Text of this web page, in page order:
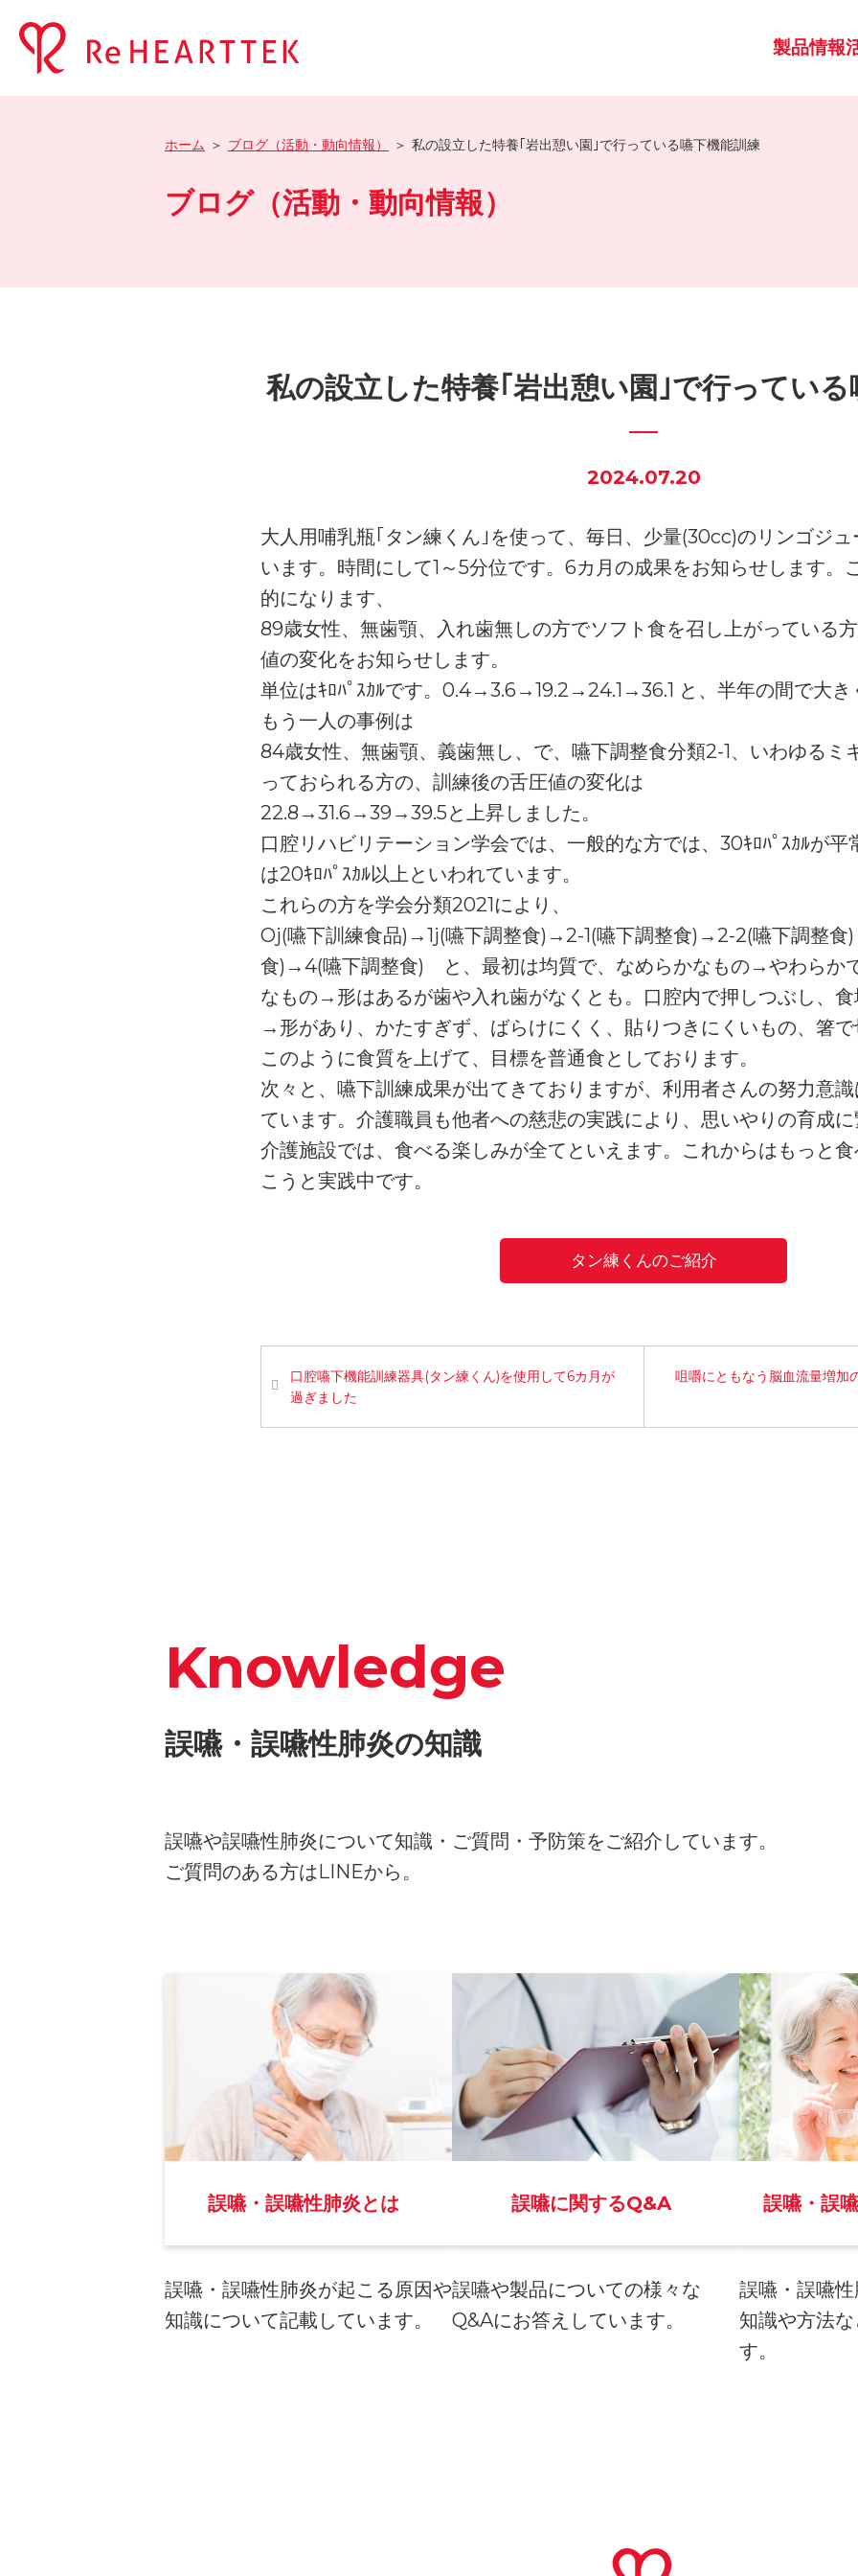
製品情報
ホーム ブログ（活動・動向情報） 私の設立した特養｢岩出憩い園｣で行っている嚥下機能訓練
ブログ（活動・動向情報）
私の設立した特養｢岩出憩い園｣で行ってい
2024.07.20
大人用哺乳瓶｢タン練くん｣を使って、毎日、少量(30cc)のリンゴジ
います。時間にして1～5分位です。6カ月の成果をお知らせします。
的になります、
89歳女性、無歯顎、入れ歯無しの方でソフト食を召し上がっている
値の変化をお知らせします。
単位はｷﾛﾊﾟｽｶﾙです。0.4→3.6→19.2→24.1→36.1 と、半年の間で大き
もう一人の事例は
84歳女性、無歯顎、義歯無し、で、嚥下調整食分類2-1、いわゆるミ
っておられる方の、訓練後の舌圧値の変化は
22.8→31.6→39→39.5と上昇しました。
口腔リハビリテーション学会では、一般的な方では、30ｷﾛﾊﾟｽｶﾙが
は20ｷﾛﾊﾟｽｶﾙ以上といわれています。
これらの方を学会分類2021により、
Oj(嚥下訓練食品)→1j(嚥下調整食)→2-1(嚥下調整食)→2-2(嚥下調整食
食)→4(嚥下調整食) と、最初は均質で、なめらかなもの→やわらか
なもの→形はあるが歯や入れ歯がなくとも。口腔内で押しつぶし、
→形があり、かたすぎず、ばらけにくく、貼りつきにくいもの、箸で
このように食質を上げて、目標を普通食としております。
次々と、嚥下訓練成果が出てきておりますが、利用者さんの努力意
ています。介護職員も他者への慈悲の実践により、思いやりの育成に
介護施設では、食べる楽しみが全てといえます。これからはもっと
こうと実践中です。
タン練くんのご紹介
口腔嚥下機能訓練器具(タン練くん)を使用して6カ月が
過ぎました
咀嚼にともなう脳血流量増加
Knowledge
誤嚥・誤嚥性肺炎の知識
誤嚥や誤嚥性肺炎について知識・ご質問・予防策をご紹介しています。
ご質問のある方はLINEから。
誤嚥・誤嚥性肺炎とは
誤嚥・誤嚥性肺炎が起こる原因や
知識について記載しています。
誤嚥に関するQ&A
誤嚥や製品についての様々な
Q&Aにお答えしています。
誤嚥・誤
誤嚥・誤嚥
知識や方法
す。